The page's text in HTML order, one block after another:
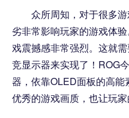
众所周知，对于很多
劣非常影响玩家的游戏体
戏震撼感非常强烈。这就
竞显示器来实现了！ROG
器，依靠OLED面板的高
优秀的游戏画质，也让玩家